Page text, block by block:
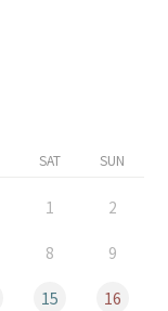
SAT SUN
1 2
8 9
15 16